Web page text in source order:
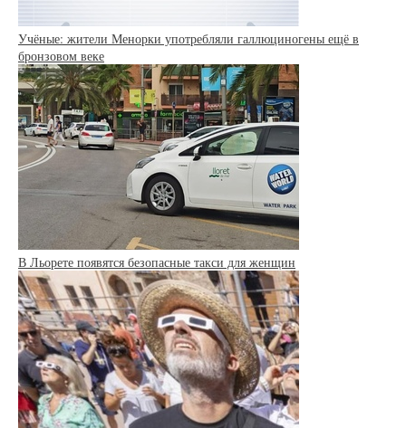
Учёные: жители Менорки употребляли галлюциногены ещё в
бронзовом веке
В Льорете появятся безопасные такси для женщин